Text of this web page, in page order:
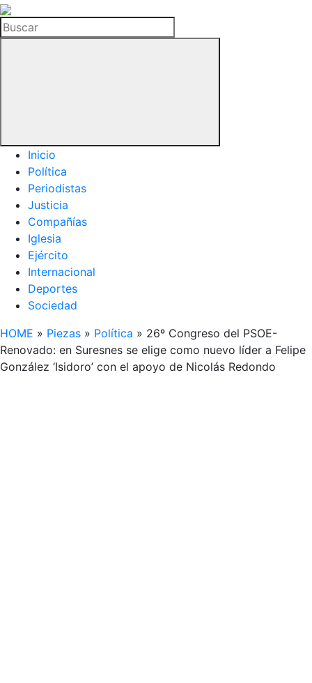
La
Hemeroteca
del
Buscar
Inicio
Política
Periodistas
Justicia
Compañías
Iglesia
Ejército
Internacional
Deportes
Sociedad
HOME » Piezas » Política » 26º Congreso del PSOE-
Renovado: en Suresnes se elige como nuevo líder a Felipe
González ‘Isidoro’ con el apoyo de Nicolás Redondo